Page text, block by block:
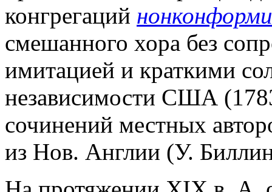
конгрегаций
смешанного хора без
имитацией и краткими
независимости США
сочинений местных
из Нов. Англии (У.